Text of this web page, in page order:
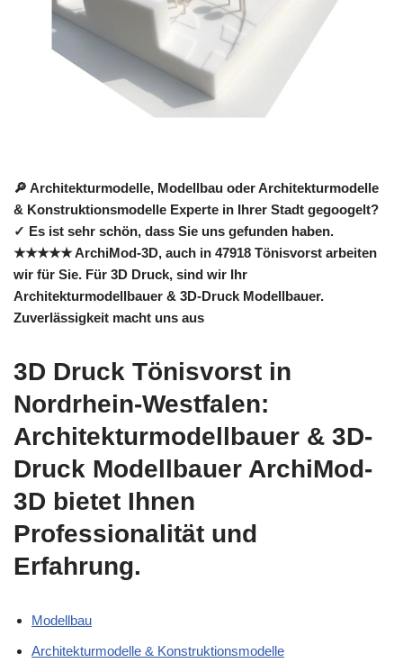
🔎 Architekturmodelle, Modellbau oder Architekturmodelle
& Konstruktionsmodelle Experte in Ihrer Stadt gegoogelt?
✓ Es ist sehr schön, dass Sie uns gefunden haben.
★★★★★ ArchiMod-3D, auch in 47918 Tönisvorst arbeiten
wir für Sie. Für 3D Druck, sind wir Ihr
Architekturmodellbauer & 3D-Druck Modellbauer.
Zuverlässigkeit macht uns aus
3D Druck Tönisvorst in
Nordrhein-Westfalen:
Architekturmodellbauer & 3D-
Druck Modellbauer ArchiMod-
3D bietet Ihnen
Professionalität und
Erfahrung.
Modellbau
Architekturmodelle & Konstruktionsmodelle